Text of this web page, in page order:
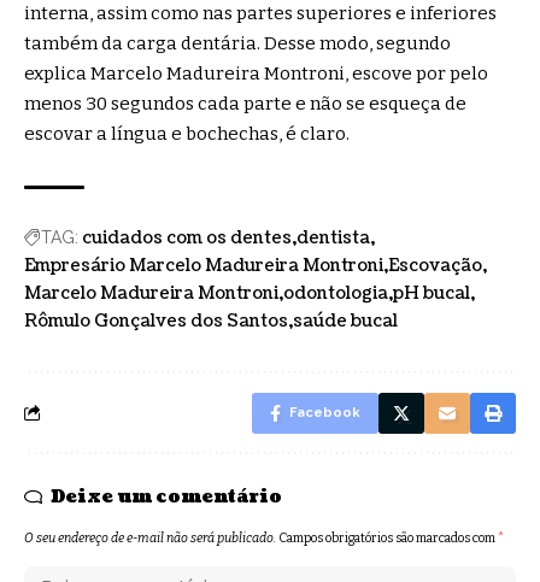
interna, assim como nas partes superiores e inferiores
também da carga dentária. Desse modo, segundo
explica Marcelo Madureira Montroni, escove por pelo
menos 30 segundos cada parte e não se esqueça de
escovar a língua e bochechas, é claro.
TAG: cuidados com os dentes dentista
Empresário Marcelo Madureira Montroni Escovação
Marcelo Madureira Montroni odontologia pH bucal
Rômulo Gonçalves dos Santos saúde bucal
Facebook
Deixe um comentário
O seu endereço de e-mail não será publicado. Campos obrigatórios são marcados com *